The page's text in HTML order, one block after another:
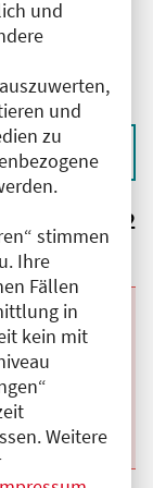
und
und
zu
stimmen
Ihre
Fällen
in
kein mit
Weitere
neu laden
2